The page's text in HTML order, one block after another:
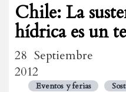
Chile: La
hídrica es un
28 Septiembre
2012
Eventos y ferias